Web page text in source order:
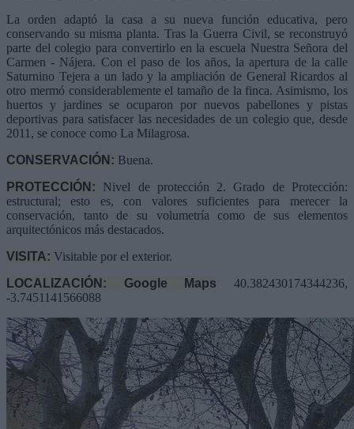
La orden adaptó la casa a su nueva función educativa, pero
conservando su misma planta. Tras la Guerra Civil, se reconstruyó
parte del colegio para convertirlo en la escuela Nuestra Señora del
Carmen - Nájera. Con el paso de los años, la apertura de la calle
Saturnino Tejera a un lado y la ampliación de General Ricardos al
otro mermó considerablemente el tamaño de la finca. Asimismo, los
huertos y jardines se ocuparon por nuevos pabellones y pistas
deportivas para satisfacer las necesidades de un colegio que, desde
2011, se conoce como La Milagrosa.
CONSERVACIÓN: Buena.
PROTECCIÓN:
Nivel de protección 2. Grado de Protección:
estructural; esto es, con valores suficientes para merecer la
conservación, tanto de su volumetría como de sus elementos
arquitectónicos más destacados.
VISITA: Visitable por el exterior.
LOCALIZACIÓN: Google Maps 40.382430174344236,
-3.7451141566088